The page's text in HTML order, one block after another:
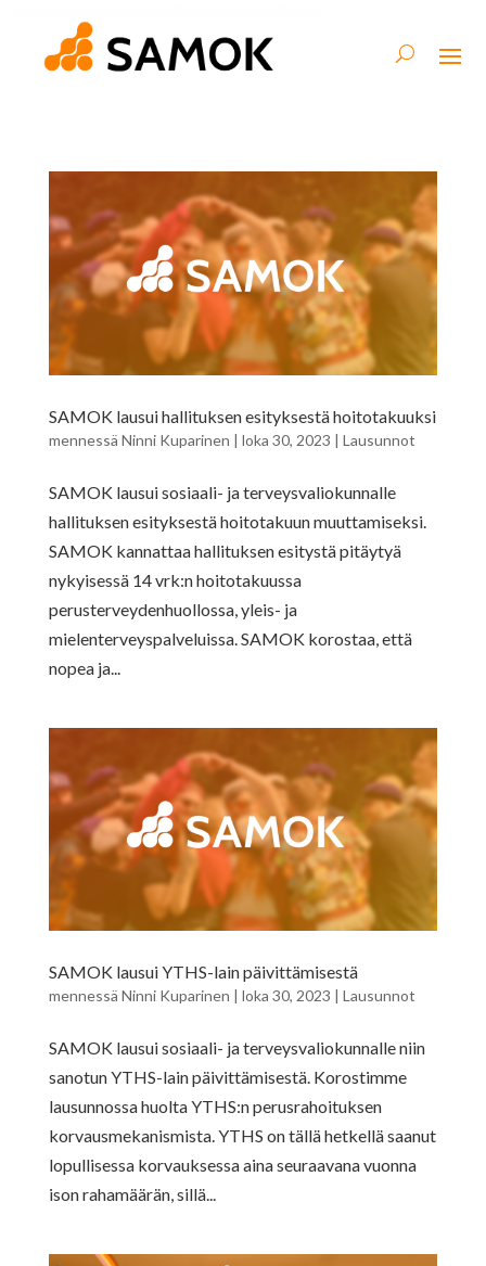
SAMOK lausui hallituksen esityksestä hoitotakuuksi
mennessä Ninni Kuparinen | loka 30, 2023 | Lausunnot
SAMOK lausui sosiaali- ja terveysvaliokunnalle
hallituksen esityksestä hoitotakuun muuttamiseksi.
SAMOK kannattaa hallituksen esitystä pitäytyä
nykyisessä 14 vrk:n hoitotakuussa
perusterveydenhuollossa, yleis- ja
mielenterveyspalveluissa. SAMOK korostaa, että
nopea ja...
SAMOK lausui YTHS-lain päivittämisestä
mennessä Ninni Kuparinen | loka 30, 2023 | Lausunnot
SAMOK lausui sosiaali- ja terveysvaliokunnalle niin
sanotun YTHS-lain päivittämisestä. Korostimme
lausunnossa huolta YTHS:n perusrahoituksen
korvausmekanismista. YTHS on tällä hetkellä saanut
lopullisessa korvauksessa aina seuraavana vuonna
ison rahamäärän, sillä...